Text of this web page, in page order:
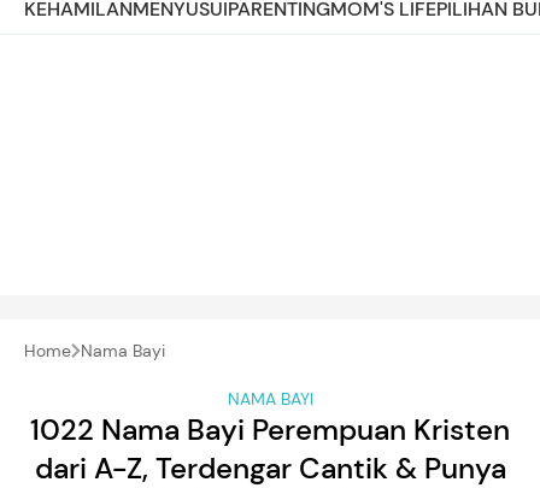
KEHAMILANMENYUSUIPARENTINGMOM'S LIFEPILIHAN
Home Nama Bayi
NAMA BAYI
1022 Nama Bayi Perempuan Kristen
dari A-Z, Terdengar Cantik & Punya